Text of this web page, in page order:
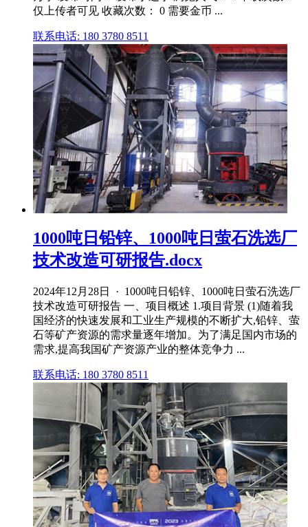
仅上传者可见 收藏次数： 0 需要金币 ...
联系电话: 180 3780 8511
1000吨日铅锌、1000吨日萤石洗选厂
技术改造可研报告.docx
2024年12月28日 · 1000吨日铅锌、1000吨日萤石洗选厂
技术改造可研报告 一、项目概述 1.项目背景 (1)随着我
国经济的快速发展和工业生产规模的不断扩大,铅锌、萤
石等矿产资源的需求量逐年增加。为了满足国内市场的
需求,提高我国矿产资源产业的整体竞争力 ...
联系电话: 180 3780 8511